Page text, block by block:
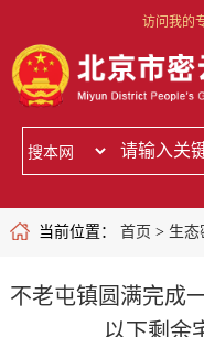
访问我的
当前位置： 首页 > 生态
不老屯镇圆满完成
以下剩余